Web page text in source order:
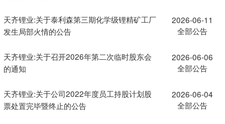
天齐锂业:关于泰利森第三期化学级锂精矿工厂
发生局部火情的公告
2026-06-11
全部公告
天齐锂业:关于召开2026年第二次临时股东会
的通知
2026-06-06
全部公告
天齐锂业:关于公司2022年度员工持股计划股
票处置完毕暨终止的公告
2026-06-04
全部公告